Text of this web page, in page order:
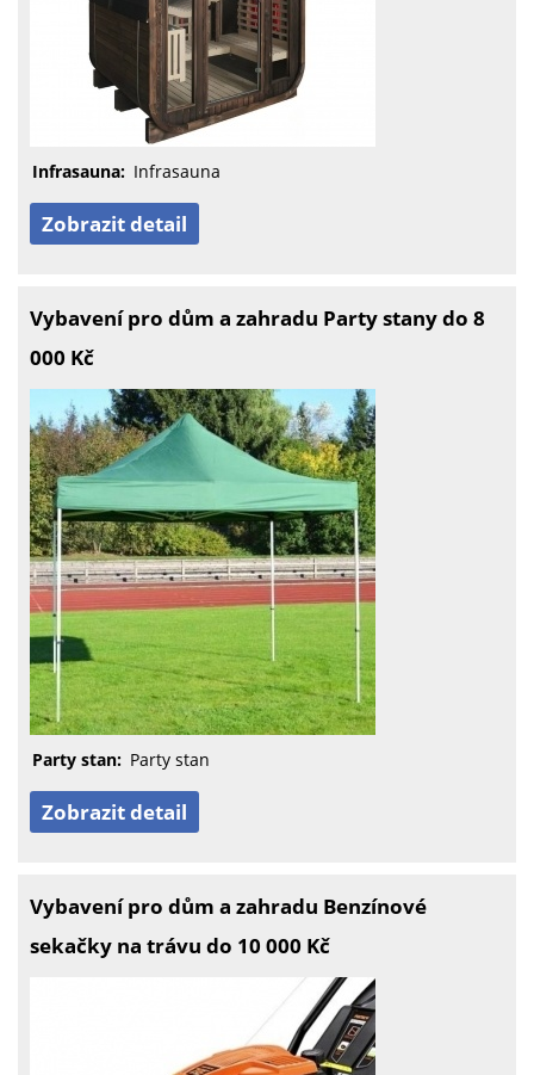
Infrasauna: Infrasauna
Zobrazit detail
Vybavení pro dům a zahradu Party stany do 8
000 Kč
Party stan: Party stan
Zobrazit detail
Vybavení pro dům a zahradu Benzínové
sekačky na trávu do 10 000 Kč